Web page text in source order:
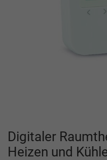
Digitaler
Heizen und